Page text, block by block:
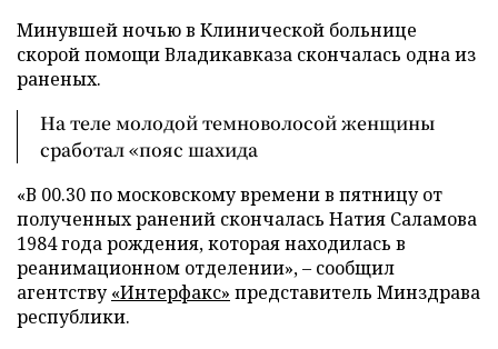
Минувшей ночью в Клинической больнице
скорой помощи Владикавказа скончалась одна из
раненых.
На теле молодой темноволосой женщины
сработал «пояс шахида
«В 00.30 по московскому времени в пятницу от
полученных ранений скончалась Натия Саламова
1984 года рождения, которая находилась в
реанимационном отделении», – сообщил
агентству«Интерфакс» представитель Минздрава
республики.